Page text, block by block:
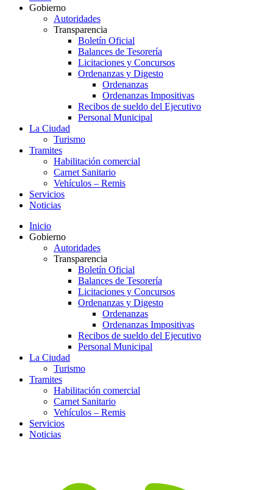
Gobierno
Autoridades
Transparencia
Boletín Oficial
Balances de Tesorería
Licitaciones y Concursos
Ordenanzas y Digesto
Ordenanzas
Ordenanzas Impositivas
Recibos de sueldo del Ejecutivo
Personal Municipal
La Ciudad
Turismo
Tramites
Habilitación comercial
Carnet Sanitario
Vehículos – Remis
Servicios
Noticias
Inicio
Gobierno
Autoridades
Transparencia
Boletín Oficial
Balances de Tesorería
Licitaciones y Concursos
Ordenanzas y Digesto
Ordenanzas
Ordenanzas Impositivas
Recibos de sueldo del Ejecutivo
Personal Municipal
La Ciudad
Turismo
Tramites
Habilitación comercial
Carnet Sanitario
Vehículos – Remis
Servicios
Noticias